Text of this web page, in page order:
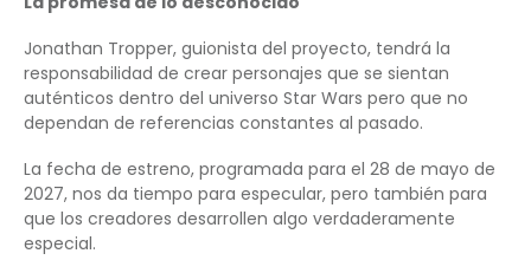
Jonathan Tropper, guionista del proyecto, tendrá la
responsabilidad de crear personajes que se sientan
auténticos dentro del universo Star Wars pero que no
dependan de referencias constantes al pasado.
La fecha de estreno, programada para el 28 de mayo de
2027, nos da tiempo para especular, pero también para
que los creadores desarrollen algo verdaderamente
especial.